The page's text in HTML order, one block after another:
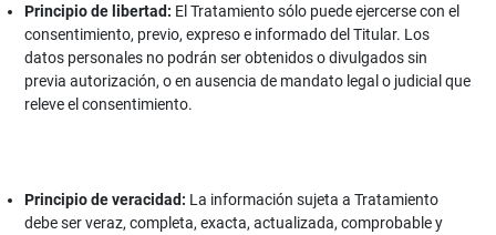
Principio de libertad: El Tratamiento sólo puede ejercerse con el
consentimiento, previo, expreso e informado del Titular. Los
datos personales no podrán ser obtenidos o divulgados sin
previa autorización, o en ausencia de mandato legal o judicial que
releve el consentimiento.
Principio de veracidad: La información sujeta a Tratamiento
debe ser veraz, completa, exacta, actualizada, comprobable y